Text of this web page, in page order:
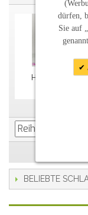
BELIEBTE
dürfen,
Sie auf